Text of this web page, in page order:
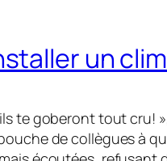
un
te goberont tout cru!
de collègues à